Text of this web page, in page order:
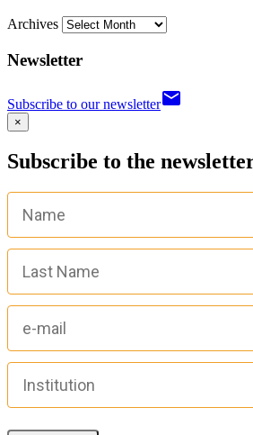
Archives
Newsletter
Subscribe to our newsletteremail
×
Subscribe to the